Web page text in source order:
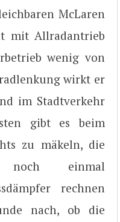
McLaren
mit Allradantrieb
wenig von
wirkt er
im Stadtverkehr
gibt es beim
zu mäkeln, die
noch einmal
rechnen
nach, ob die